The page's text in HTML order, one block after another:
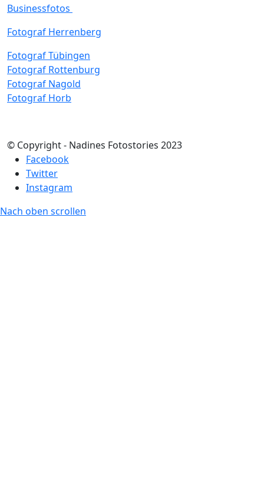
Businessfotos
Fotograf Herrenberg
Fotograf Tübingen
Fotograf Rottenburg
Fotograf Nagold
Fotograf Horb
© Copyright - Nadines Fotostories 2023
Facebook
Twitter
Instagram
Nach oben scrollen